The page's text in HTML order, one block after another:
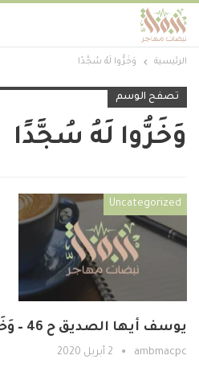
الرئيسية وَخَرُّوا لَهُ سُجَّدًا
تصفح الوسم
وَخَرُّوا لَهُ سُجَّدًا
Uncategorized
يوسف أيها الصديق ح 46 – وَخَرُّوا لَهُ سُجَّدًا
ambmacpc 2 أبريل 2020